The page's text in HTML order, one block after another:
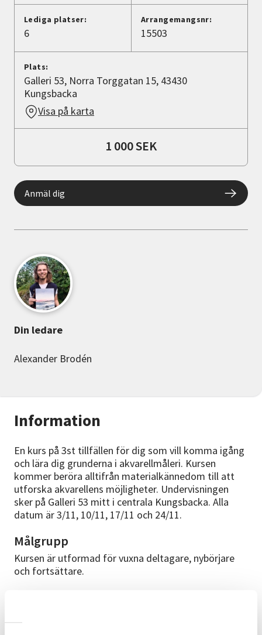
Information
En kurs på 3st tillfällen för dig som vill komma igång
och lära dig grunderna i akvarellmåleri. Kursen
kommer beröra alltifrån materialkännedom till att
utforska akvarellens möjligheter. Undervisningen
sker på Galleri 53 mitt i centrala Kungsbacka. Alla
datum är 3/11, 10/11, 17/11 och 24/11.
Målgrupp
Kursen är utformad för vuxna deltagare, nybörjare
och fortsättare.
till att utforska akvarellmåleri.
Lediga platser:
6
Arrangemangsnr:
15503
Plats:
Galleri 53, Norra Torggatan 15, 43430
Kungsbacka
Visa på karta
1 000 SEK
Anmäl dig
Din ledare
Alexander Brodén